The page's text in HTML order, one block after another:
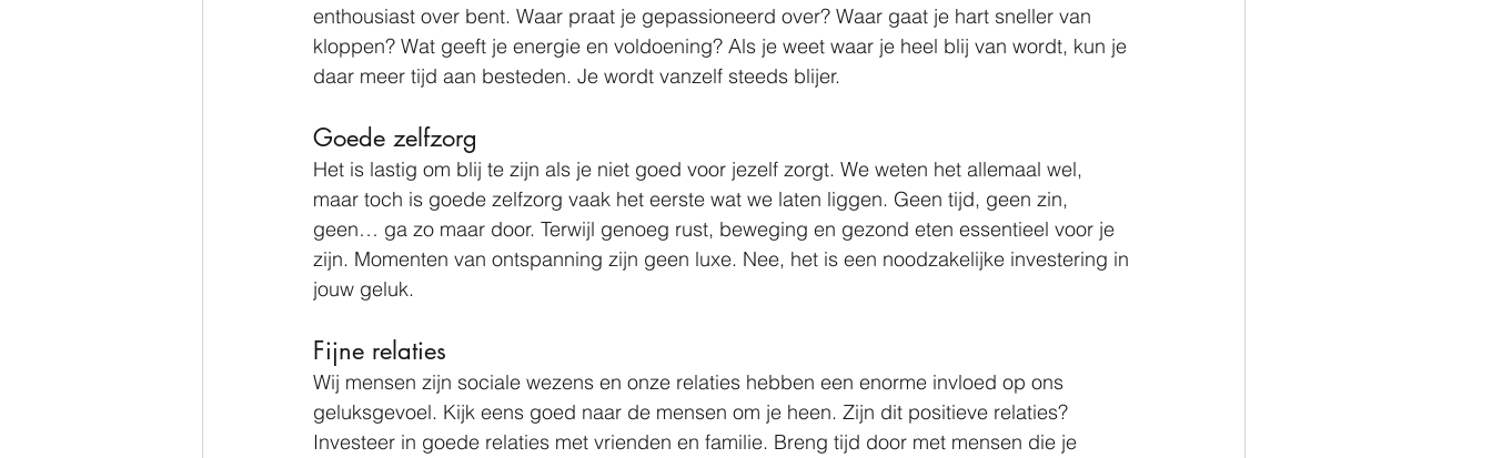
enthousiast over bent. Waar praat je gepassioneerd over? Waar gaat je hart sneller van
kloppen? Wat geeft je energie en voldoening? Als je weet waar je heel blij van wordt, kun je
daar meer tijd aan besteden. Je wordt vanzelf steeds blijer.
Goede zelfzorg
Het is lastig om blij te zijn als je niet goed voor jezelf zorgt. We weten het allemaal wel,
maar toch is goede zelfzorg vaak het eerste wat we laten liggen. Geen tijd, geen zin,
geen… ga zo maar door. Terwijl genoeg rust, beweging en gezond eten essentieel voor je
zijn. Momenten van ontspanning zijn geen luxe. Nee, het is een noodzakelijke investering in
jouw geluk.
Fijne relaties
Wij mensen zijn sociale wezens en onze relaties hebben een enorme invloed op ons
geluksgevoel. Kijk eens goed naar de mensen om je heen. Zijn dit positieve relaties?
Investeer in goede relaties met vrienden en familie. Breng tijd door met mensen die je